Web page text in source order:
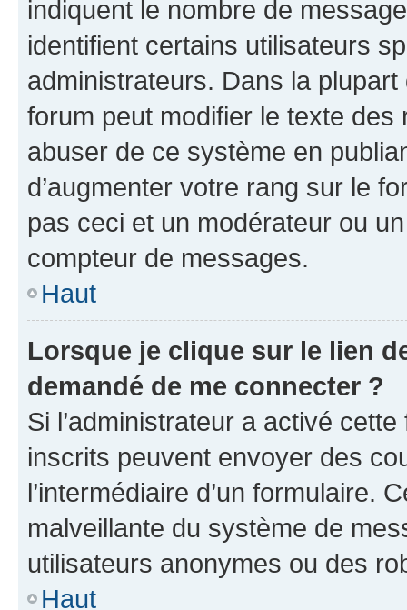
indiquent le nombre de
identifient certains utilisateurs
administrateurs. Dans la
forum peut modifier le texte
abuser de ce système en
d’augmenter votre rang sur le
pas ceci et un modérateur ou
compteur de messages.
Haut
Lorsque je clique sur le lien
demandé de me connecter ?
Si l’administrateur a activé
inscrits peuvent envoyer des
l’intermédiaire d’un formulaire.
malveillante du système de
utilisateurs anonymes ou des
Haut